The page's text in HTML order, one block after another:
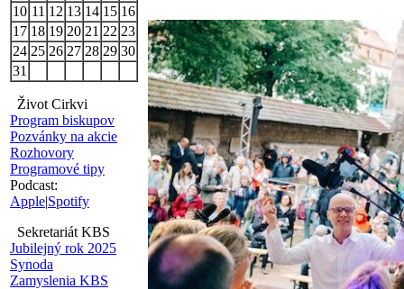
10 11 12 13 14 15 16
17 18 19 20 21 22 23
24 25 26 27 28 29 30
31
Život Cirkvi
Program biskupov
Pozvánky na akcie
Rozhovory
Programové tipy
Podcast:
Apple|Spotify
Sekretariát KBS
Jubilejný rok 2025
Synoda
Zamyslenia KBS